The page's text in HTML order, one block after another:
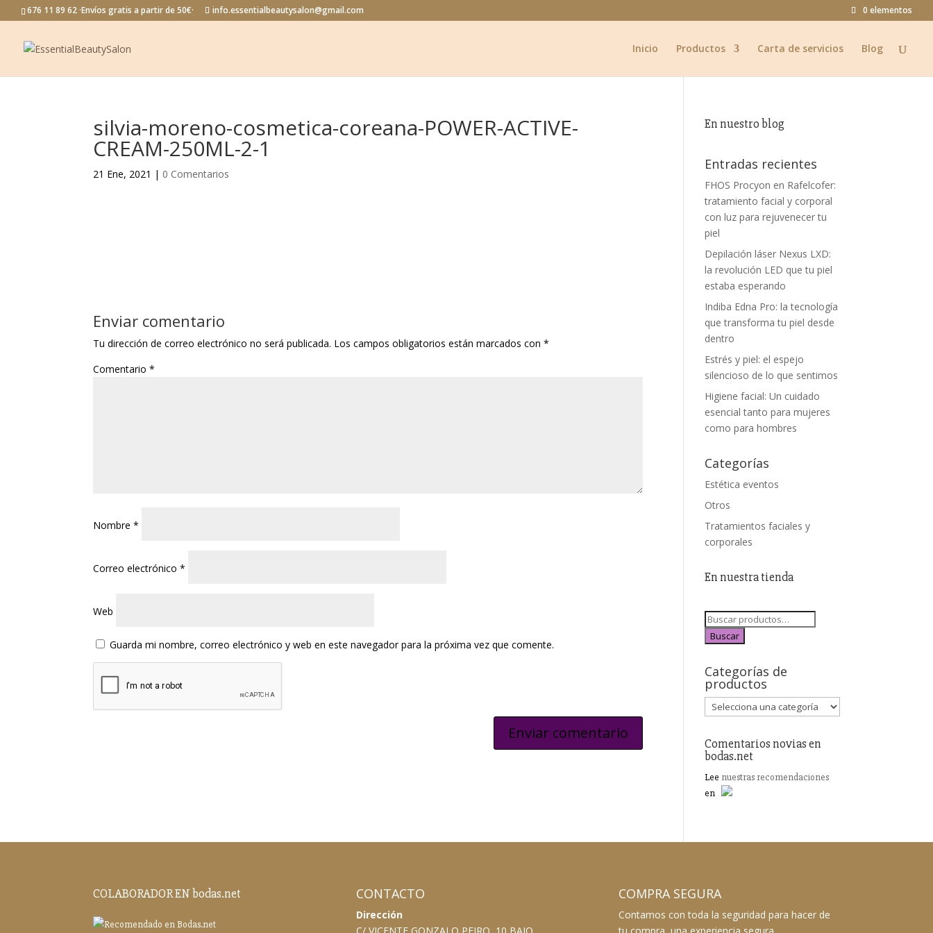
676 11 89 62 ·Envíos gratis a partir de 50€· info.essentialbeautysalon@gmail.com 0 elementos
Inicio Productos Carta de servicios Blog
silvia-moreno-cosmetica-coreana-POWER-ACTIVE-
CREAM-250ML-2-1
21 Ene, 2021 | 0 Comentarios
Enviar comentario
Tu dirección de correo electrónico no será publicada. Los campos obligatorios están marcados con*
Comentario*
Nombre*
Correo electrónico*
Web
Guarda mi nombre, correo electrónico y web en este navegador para la próxima vez que comente.
En nuestro blog
Entradas recientes
FHOS Procyon en Rafelcofer:
tratamiento facial y corporal
con luz para rejuvenecer tu
piel
Depilación láser Nexus LXD:
la revolución LED que tu piel
estaba esperando
Indiba Edna Pro: la tecnología
que transforma tu piel desde
dentro
Estrés y piel: el espejo
silencioso de lo que sentimos
Higiene facial: Un cuidado
esencial tanto para mujeres
como para hombres
Categorías
Estética eventos
Otros
Tratamientos faciales y
corporales
En nuestra tienda
Buscar
Categorías de
productos
Comentarios novias en
bodas.net
Lee nuestras recomendaciones
en
COLABORADOR EN bodas.net CONTACTO
Dirección
C/ VICENTE GONZALO PEIRO, 10 BAJO
COMPRA SEGURA
Contamos con toda la seguridad para hacer de
tu compra, una experiencia segura.